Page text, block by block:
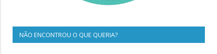
NÃO ENCONTROU O QUE QUERIA?